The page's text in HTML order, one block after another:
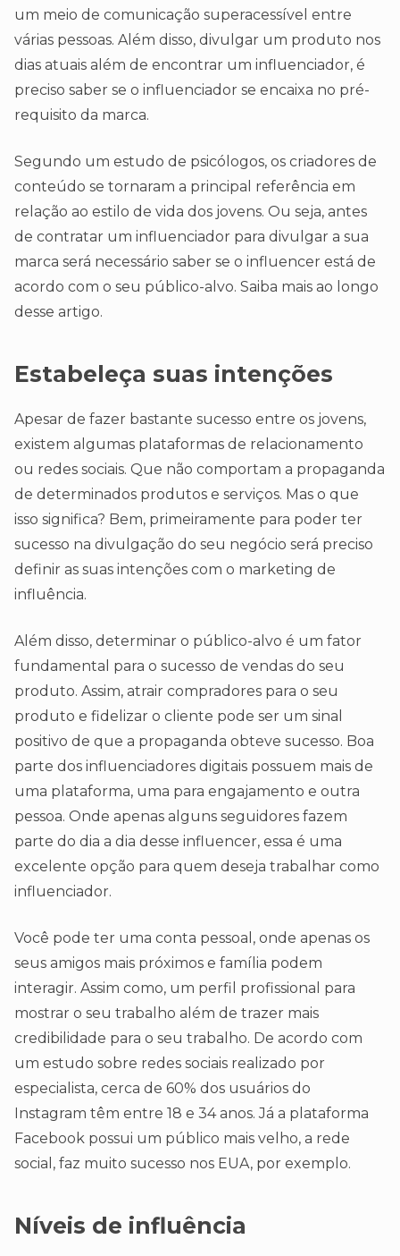
um meio de comunicação superacessível entre
várias pessoas. Além disso, divulgar um produto nos
dias atuais além de encontrar um influenciador, é
preciso saber se o influenciador se encaixa no pré-
requisito da marca.
Segundo um estudo de psicólogos, os criadores de
conteúdo se tornaram a principal referência em
relação ao estilo de vida dos jovens. Ou seja, antes
de contratar um influenciador para divulgar a sua
marca será necessário saber se o influencer está de
acordo com o seu público-alvo. Saiba mais ao longo
desse artigo.
Estabeleça suas intenções
Apesar de fazer bastante sucesso entre os jovens,
existem algumas plataformas de relacionamento
ou redes sociais. Que não comportam a propaganda
de determinados produtos e serviços. Mas o que
isso significa? Bem, primeiramente para poder ter
sucesso na divulgação do seu negócio será preciso
definir as suas intenções com o marketing de
influência.
Além disso, determinar o público-alvo é um fator
fundamental para o sucesso de vendas do seu
produto. Assim, atrair compradores para o seu
produto e fidelizar o cliente pode ser um sinal
positivo de que a propaganda obteve sucesso. Boa
parte dos influenciadores digitais possuem mais de
uma plataforma, uma para engajamento e outra
pessoa. Onde apenas alguns seguidores fazem
parte do dia a dia desse influencer, essa é uma
excelente opção para quem deseja trabalhar como
influenciador.
Você pode ter uma conta pessoal, onde apenas os
seus amigos mais próximos e família podem
interagir. Assim como, um perfil profissional para
mostrar o seu trabalho além de trazer mais
credibilidade para o seu trabalho. De acordo com
um estudo sobre redes sociais realizado por
especialista, cerca de 60% dos usuários do
Instagram têm entre 18 e 34 anos. Já a plataforma
Facebook possui um público mais velho, a rede
social, faz muito sucesso nos EUA, por exemplo.
Níveis de influência